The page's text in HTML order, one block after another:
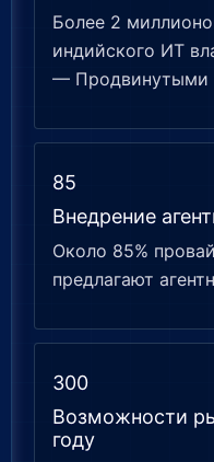
Более 2
индийского ИТ
— Продвинутыми
85
Внедрение
Около 85%
предлагают
300
Возможности
году